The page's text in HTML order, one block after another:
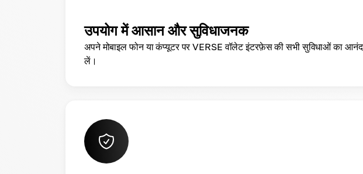
उपयोग में आसान और सुविधाजनक
अपने मोबाइल फोन या कंप्यूटर पर VERSE वॉलेट इंटरफ़ेस की सभी सुविधाओं का आनंद
लें।